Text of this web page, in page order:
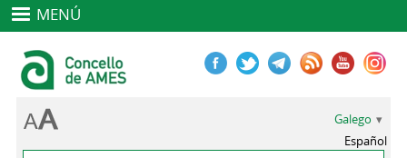
MENÚ
Galego
Español